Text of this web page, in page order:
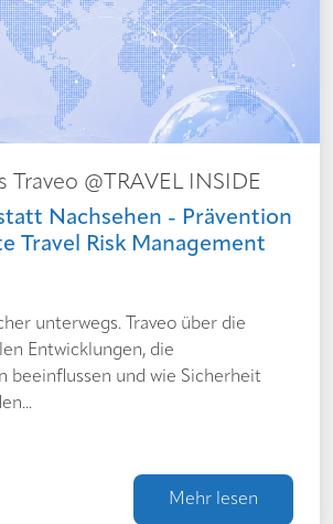
Traveo @TRAVEL INSIDE
Nachsehen - Prävention
Travel Risk Management
unterwegs. Traveo über die
Entwicklungen, die
beeinflussen und wie Sicherheit
Mehr lesen